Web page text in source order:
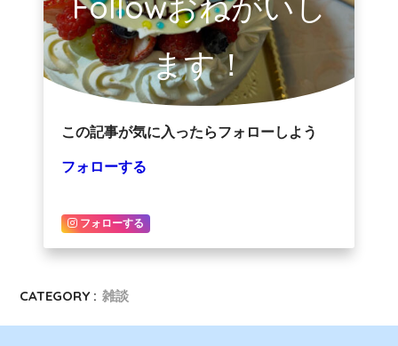
ます！
この記事が気に入ったらフォローしよう
フォローする
フォローする
CATEGORY : 雑談